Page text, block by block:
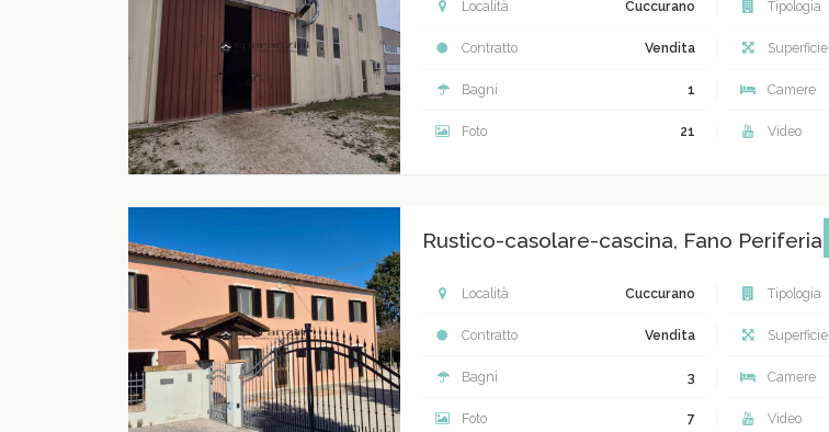
Località Cuccurano Tipologia
Contratto Vendita Superficie
Bagni 1 Camere
Foto 21 Video
Rustico-casolare-cascina, Fano Periferia
Località Cuccurano Tipologia
Contratto Vendita Superficie
Bagni 3 Camere
Foto 7 Video